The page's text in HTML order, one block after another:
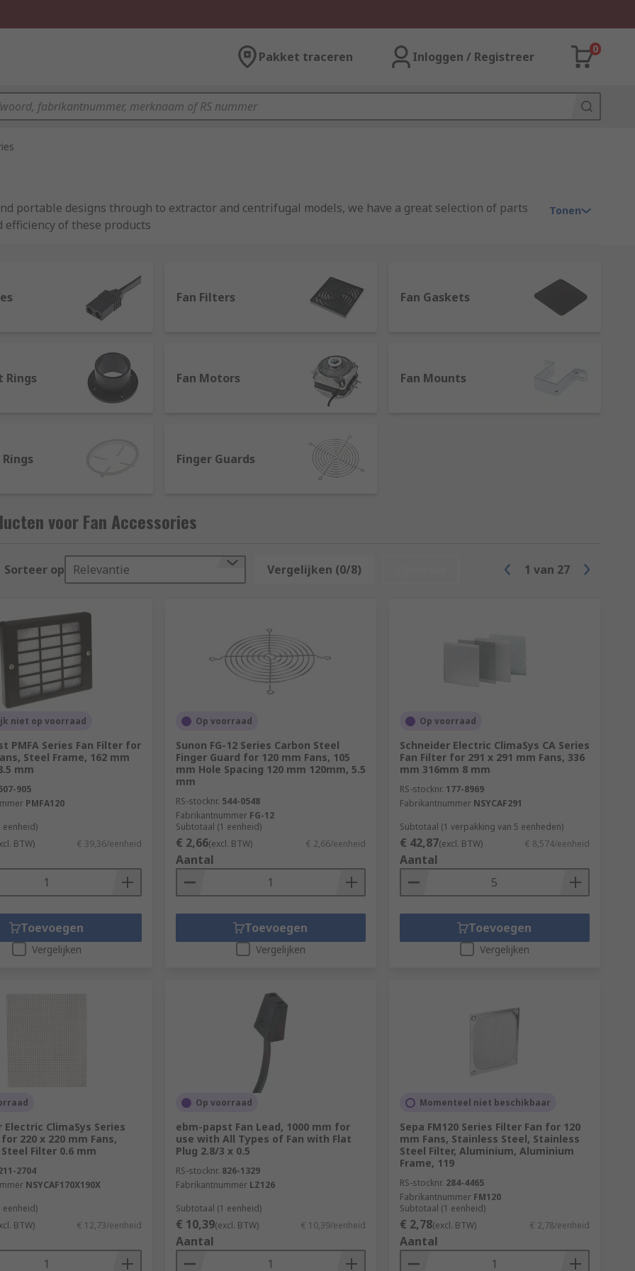
Pakket traceren Inloggen / Registreer
0
portable designs through to extractor and centrifugal models, we have a great selection of parts
of these products
safety measures, improve efficiency and source replacement items to increase the lifespan of
results in an array of applications and environments.
there's a wide choice of finger guards which are available in a variety of materials including
our selection of brackets and mountings, which enable them to be positioned safely while
in our range are designed to offer excellent noise and vibration insulation, alongside preventing air
Tonen
Fan Filters Fan Gaskets
Rings Fan Motors Fan Mounts
Finger Guards
voor Fan Accessories
Sorteer op Relevantie Vergelijken (0/8) 1 van 27
niet op voorraad
PMFA Series Fan Filter for
Steel Frame, 162 mm
mm
905
PMFA120
eenheid)
BTW) € 39,36/eenheid
Toevoegen
Vergelijken
Op voorraad
Sunon FG-12 Series Carbon Steel
Finger Guard for 120 mm Fans, 105
mm Hole Spacing 120 mm 120mm, 5.5
mm
RS-stocknr. 544-0548
Fabrikantnummer FG-12
Subtotaal (1 eenheid)
€ 2,66(excl. BTW) € 2,66/eenheid
Aantal
Toevoegen
Vergelijken
Op voorraad
Schneider Electric ClimaSys CA Series
Fan Filter for 291 x 291 mm Fans, 336
mm 316mm 8 mm
RS-stocknr. 177-8969
Fabrikantnummer NSYCAF291
Subtotaal (1 verpakking van 5 eenheden)
€ 42,87(excl. BTW) € 8,574/eenheid
Aantal
Toevoegen
Vergelijken
Electric ClimaSys Series
220 x 220 mm Fans,
Filter 0.6 mm
2704
NSYCAF170X190X
eenheid)
BTW) € 12,73/eenheid
Op voorraad
ebm-papst Fan Lead, 1000 mm for
use with All Types of Fan with Flat
Plug 2.8/3 x 0.5
RS-stocknr. 826-1329
Fabrikantnummer LZ126
Subtotaal (1 eenheid)
€ 10,39(excl. BTW) € 10,39/eenheid
Aantal
Momenteel niet beschikbaar
Sepa FM120 Series Filter Fan for 120
mm Fans, Stainless Steel, Stainless
Steel Filter, Aluminium, Aluminium
Frame, 119
RS-stocknr. 284-4465
Fabrikantnummer FM120
Subtotaal (1 eenheid)
€ 2,78(excl. BTW) € 2,78/eenheid
Aantal